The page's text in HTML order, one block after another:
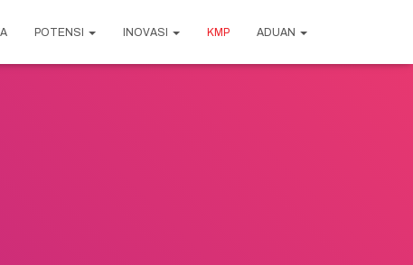
POTENSI INOVASI KMP ADUAN